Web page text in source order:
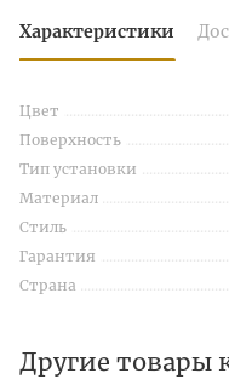
Характеристики
Цвет
Поверхность
Тип установки
Материал
Стиль
Гарантия
Страна
Другие товары